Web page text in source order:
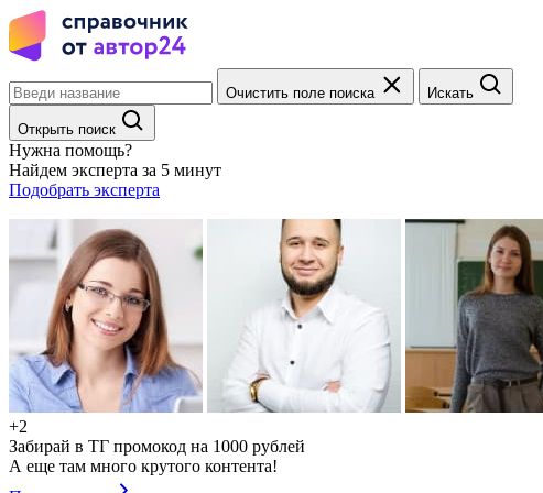
Очистить поле поиска Искать
Открыть поиск
Нужна помощь?
Найдем эксперта за 5 минут
Подобрать эксперта
+2
Забирай в ТГ промокод на 1000 рублей
А еще там много крутого контента!